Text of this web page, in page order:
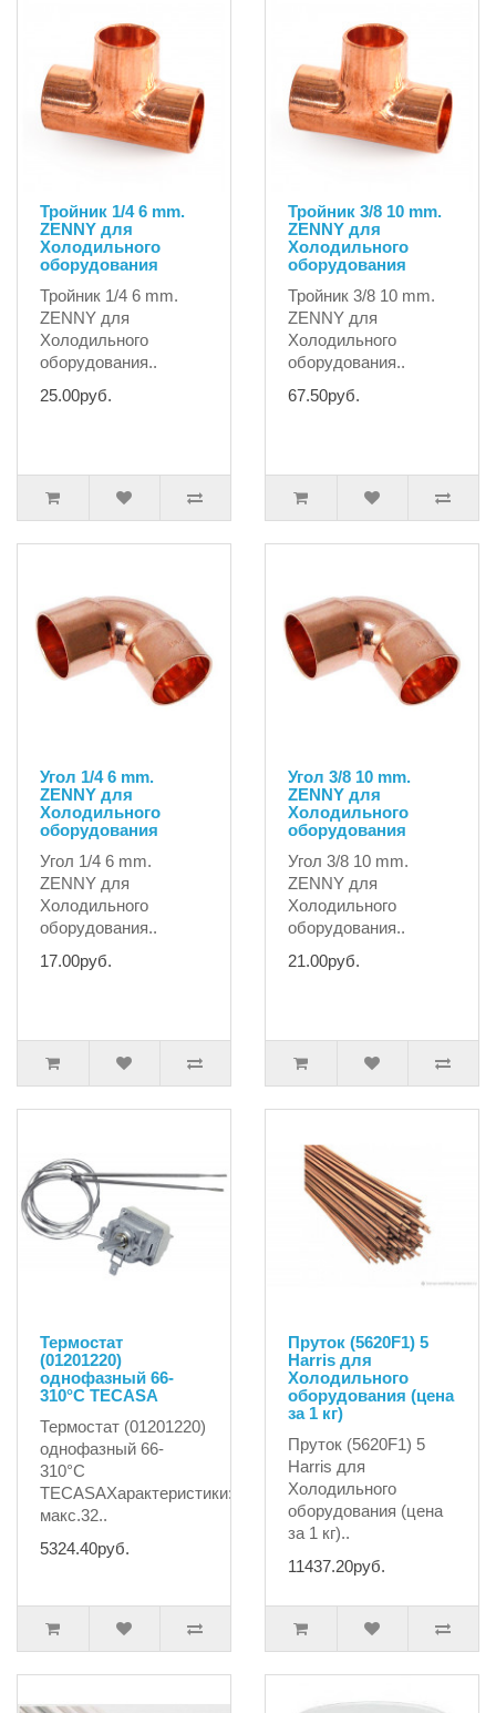
Тройник 1/4 6 mm.
ZENNY для
Холодильного
оборудования
Тройник 1/4 6 mm.
ZENNY для
Холодильного
оборудования..
25.00руб.
Тройник 3/8 10 mm.
ZENNY для
Холодильного
оборудования
Тройник 3/8 10 mm.
ZENNY для
Холодильного
оборудования..
67.50руб.
Угол 1/4 6 mm.
ZENNY для
Холодильного
оборудования
Угол 1/4 6 mm.
ZENNY для
Холодильного
оборудования..
17.00руб.
Угол 3/8 10 mm.
ZENNY для
Холодильного
оборудования
Угол 3/8 10 mm.
ZENNY для
Холодильного
оборудования..
21.00руб.
Термостат
(01201220)
однофазный 66-
310°C TECASA
Термостат (01201220)
однофазный 66-
310°C
макс.32..
5324.40руб.
Пруток (5620F1) 5
Harris для
Холодильного
оборудования (цена
за 1 кг)
Пруток (5620F1) 5
Harris для
Холодильного
оборудования (цена
за 1 кг)..
11437.20руб.